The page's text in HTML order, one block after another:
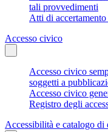
tali provvedimenti
Atti di
Accesso civico
Accesso civico
soggetti a
Accesso civico
Registro degli
Accessibilità e catalogo di